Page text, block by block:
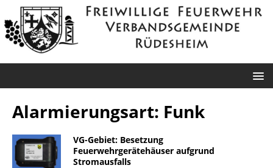
Alarmierungsart: Funk
VG-Gebiet: Besetzung
Feuerwehrgerätehäuser aufgrund
Stromausfalls